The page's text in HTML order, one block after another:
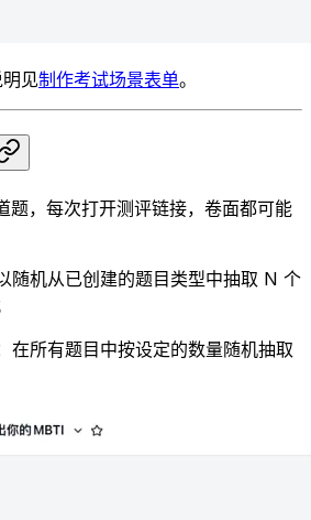
见制作考试场景表单。
题，每次打开测评链接，卷面都可能
随机从已创建的题目类型中抽取 N 个
在所有题目中按设定的数量随机抽取